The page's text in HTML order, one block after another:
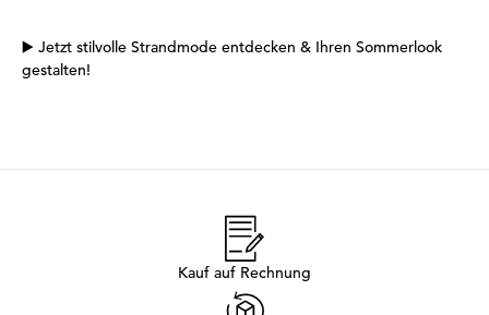
▶️ Jetzt stilvolle Strandmode entdecken & Ihren Sommerlook
gestalten!
Kauf auf Rechnung